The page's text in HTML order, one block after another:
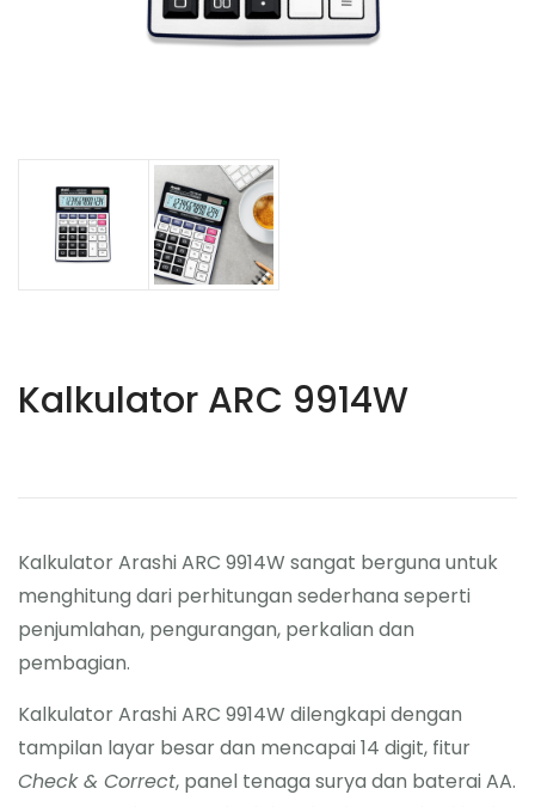
Kalkulator ARC 9914W
Kalkulator Arashi ARC 9914W sangat berguna untuk
menghitung dari perhitungan sederhana seperti
penjumlahan, pengurangan, perkalian dan
pembagian.
Kalkulator Arashi ARC 9914W dilengkapi dengan
tampilan layar besar dan mencapai 14 digit, fitur
Check & Correct, panel tenaga surya dan baterai AA.